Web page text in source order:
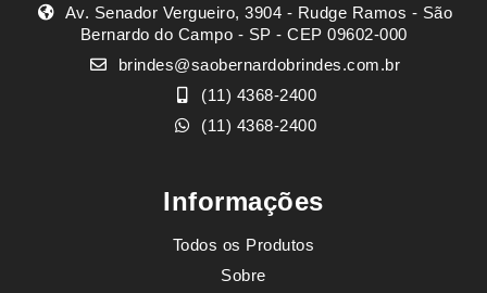
Av. Senador Vergueiro, 3904 - Rudge Ramos - São
Bernardo do Campo - SP - CEP 09602-000
brindes@saobernardobrindes.com.br
(11) 4368-2400
(11) 4368-2400
Informações
Todos os Produtos
Sobre